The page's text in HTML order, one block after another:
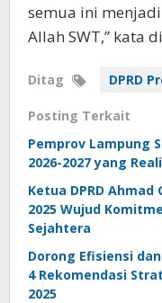
semua ini
Allah SWT,” kata
Ditag DPRD
Posting Terkait
Pemprov Lampung
2026-2027 yang
Ketua DPRD Ahmad
2025 Wujud
Sejahtera
Dorong Efisiensi
4 Rekomendasi
2025